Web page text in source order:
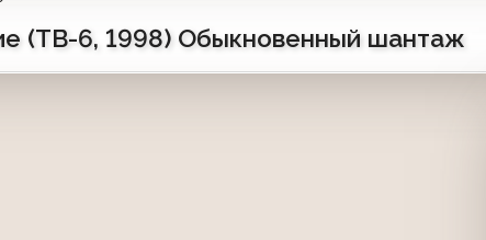
(ТВ-6, 1998) Обыкновенный шантаж